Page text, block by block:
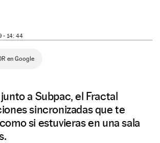
- 14: 44
en Google
a Subpac, el Fractal
sincronizadas que te
si estuvieras en una sala